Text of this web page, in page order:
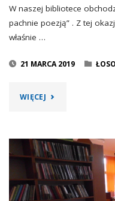
W naszej bibliotece
pachnie poezją” . Z tej
właśnie …
21 MARCA 2019
WIĘCEJ"WIOSNA
POEZJĄ"